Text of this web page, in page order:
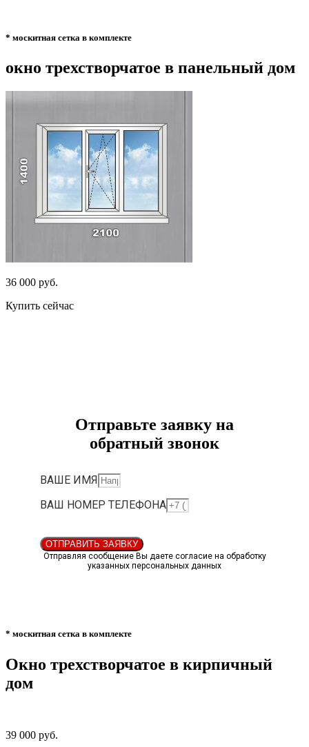
* москитная сетка в комплекте
окно трехстворчатое в панельный дом
36 000 руб.
Купить сейчас
Отправьте заявку на
обратный звонок
ВАШЕ ИМЯ
ВАШ НОМЕР ТЕЛЕФОНА
ОТПРАВИТЬ ЗАЯВКУ
Отправляя сообщение Вы даете согласие на обработку
указанных персональных данных
* москитная сетка в комплекте
Окно трехстворчатое в кирпичный
дом
39 000 руб.